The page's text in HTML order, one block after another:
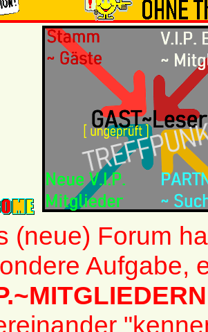
(neue) Forum
Aufgabe,